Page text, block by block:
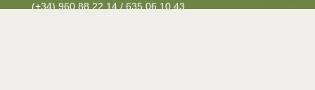
(+34) 960 88 22 14 / 635 06 10 43